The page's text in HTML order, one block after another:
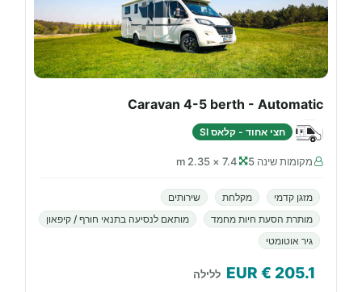
Caravan 4-5 berth - Automatic
חצי אחוד - קלאס SI
מקומות שינה 5 7.4 × 2.35 m
מזגן קדמי מקלחת
שירותים
מותרת הסעת חיות מחמד
מותאם לנסיעה בתנאי חורף / קיפאון
גיר אוטומטי
205.1
€ EUR ללילה